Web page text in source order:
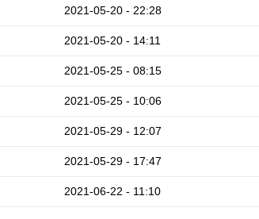
2021-05-20 - 22:28
2021-05-20 - 14:11
2021-05-25 - 08:15
2021-05-25 - 10:06
2021-05-29 - 12:07
2021-05-29 - 17:47
2021-06-22 - 11:10